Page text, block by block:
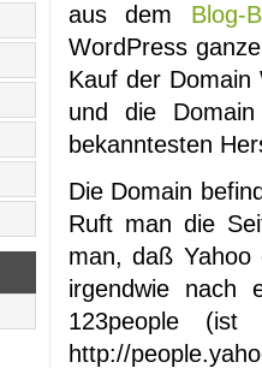
aus dem Blog-
WordPress
Kauf der Domain
und die
bekanntesten
Die Domain
Ruft man die
man, daß Yahoo
irgendwie nach
123people
http://